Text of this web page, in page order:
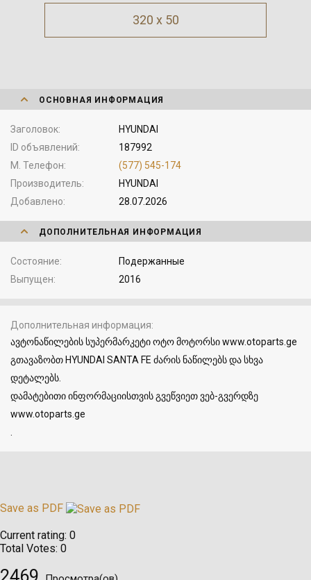
320 x 50
ОСНОВНАЯ ИНФОРМАЦИЯ
Заголовок
HYUNDAI
ID объявлений
187992
М. Телефон
(577) 545-174
Производитель
HYUNDAI
Добавлено
28.07.2026
ДОПОЛНИТЕЛЬНАЯ ИНФОРМАЦИЯ
Состояние
Подержанные
Выпущен
2016
Дополнительная информация
ავტონაწილების სუპერმარკეტი ოტო მოტორსი www.otoparts.ge
გთავაზობთ HYUNDAI SANTA FE ძარის ნაწილებს და სხვა
დეტალებს.
დამატებითი ინფორმაციისთვის გვეწვიეთ ვებ-გვერდზე
www.otoparts.ge
Save as PDF
Current rating: 0
Total Votes: 0
2469